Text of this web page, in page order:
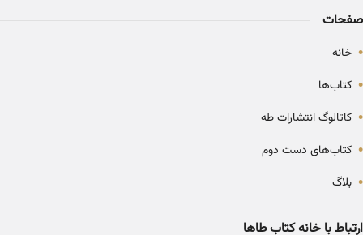
صفحات
• خانه
• کتاب‌ها
• کاتالوگ انتشارات طه
• کتاب‌های دست دوم
• بلاگ
ارتباط با خانه کتاب طاها